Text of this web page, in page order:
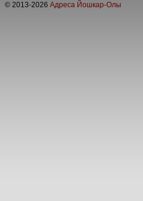
© 2013-2026 Адреса Йошкар-Олы